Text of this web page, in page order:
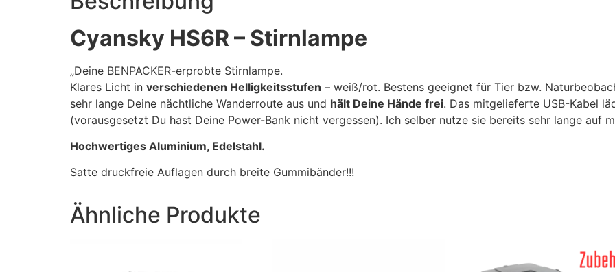
Cyansky HS6R – Stirnlampe
„Deine BENPACKER-erprobte Stirnlampe.
Klares Licht in verschiedenen Helligkeitsstufen – weiß/rot. Bestens geeignet für Tier bzw.
sehr lange Deine nächtliche Wanderroute aus und hält Deine Hände frei. Das mitgelieferte USB-Kabel
(vorausgesetzt Du hast Deine Power-Bank nicht vergessen). Ich selber nutze sie bereits sehr lange auf
Hochwertiges Aluminium, Edelstahl.
Satte druckfreie Auflagen durch breite Gummibänder!!!
Ähnliche Produkte